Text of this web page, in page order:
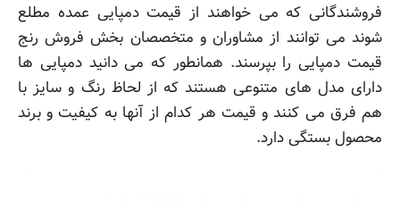
فروشندگانی که می خواهند از قیمت دمپایی عمده مطلع
شوند می توانند از مشاوران و متخصصان بخش فروش رنج
قیمت دمپایی را بپرسند. همانطور که می دانید دمپایی ها
دارای مدل های متنوعی هستند که از لحاظ رنگ و سایز با
هم فرق می کنند و قیمت هر کدام از آنها به کیفیت و برند
محصول بستگی دارد.